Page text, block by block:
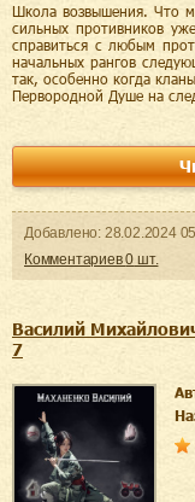
Школа возвышения. Что
сильных противников
справиться с любым
начальных рангов
так, особенно когда
Первородной Душе на
Добавленo: 28.02.2024
Комментариев0 шт.
Василий
7